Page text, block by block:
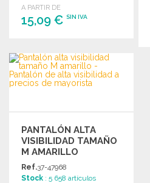
trabajo.
A PARTIR DE
15,09 € SIN IVA
Solicitar un presupuesto
PANTALÓN ALTA
VISIBILIDAD TAMAÑO
M AMARILLO
Ref.37-47968
Stock : 5 658 artículos